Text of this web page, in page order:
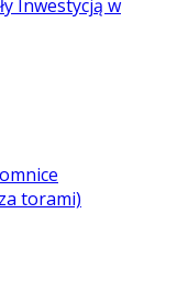
Inwestycją w
torami)